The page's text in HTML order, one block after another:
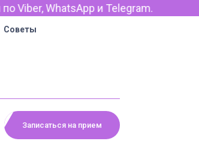
Советы
Записаться на прием